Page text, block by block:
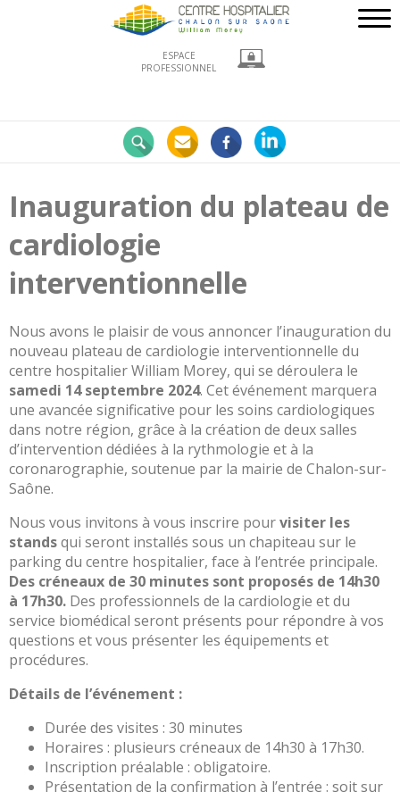
ESPACE
PROFESSIONNEL
à
la
pointe
!
Développement
La
recherche
clinique
Portail
de
transparence
–
Recherche
du
CHWM
Amélioration
Continue
Certification
HAS
Démarche
Qualité
indicateurs
qualité
Gestion
Inauguration du plateau de
cardiologie
interventionnelle
Nous avons le plaisir de vous annoncer l’inauguration du
nouveau plateau de cardiologie interventionnelle du
centre hospitalier William Morey, qui se déroulera le
samedi 14 septembre 2024. Cet événement marquera
une avancée significative pour les soins cardiologiques
dans notre région, grâce à la création de deux salles
d’intervention dédiées à la rythmologie et à la
coronarographie, soutenue par la mairie de Chalon-sur-
Saône.
Nous vous invitons à vous inscrire pourvisiter les
standsqui seront installés sous un chapiteau sur le
parking du centre hospitalier, face à l’entrée principale.
Des créneaux de 30 minutes sont proposés de 14h30
à 17h30. Des professionnels de la cardiologie et du
service biomédical seront présents pour répondre à vos
questions et vous présenter les équipements et
procédures.
Détails de l’événement :
Durée des visites : 30 minutes
Horaires : plusieurs créneaux de 14h30 à 17h30.
Inscription préalable : obligatoire.
Présentation de la confirmation à l’entrée : soit sur